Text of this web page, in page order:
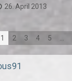
26. April 2013
1 2 3 4 5